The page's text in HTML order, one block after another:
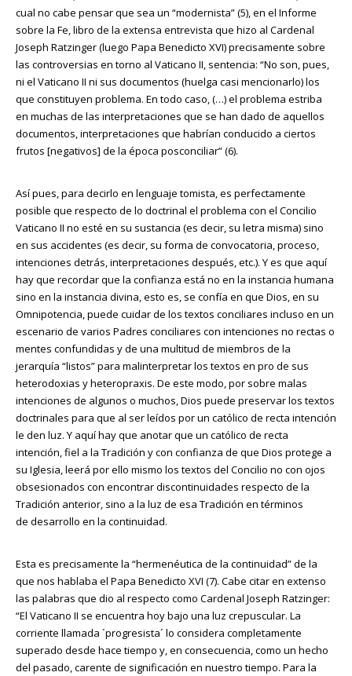
cual no cabe pensar que sea un “modernista” (5), en el Informe
sobre la Fe, libro de la extensa entrevista que hizo al Cardenal
Joseph Ratzinger (luego Papa Benedicto XVI) precisamente sobre
las controversias en torno al Vaticano II, sentencia: “No son, pues,
ni el Vaticano II ni sus documentos (huelga casi mencionarlo) los
que constituyen problema. En todo caso, (…) el problema estriba
en muchas de las interpretaciones que se han dado de aquellos
documentos, interpretaciones que habrían conducido a ciertos
frutos [negativos] de la época posconciliar” (6).
Así pues, para decirlo en lenguaje tomista, es perfectamente
posible que respecto de lo doctrinal el problema con el Concilio
Vaticano II no esté en su sustancia (es decir, su letra misma) sino
en sus accidentes (es decir, su forma de convocatoria, proceso,
intenciones detrás, interpretaciones después, etc.). Y es que aquí
hay que recordar que la confianza está no en la instancia humana
sino en la instancia divina, esto es, se confía en que Dios, en su
Omnipotencia, puede cuidar de los textos conciliares incluso en un
escenario de varios Padres conciliares con intenciones no rectas o
mentes confundidas y de una multitud de miembros de la
jerarquía “listos” para malinterpretar los textos en pro de sus
heterodoxias y heteropraxis. De este modo, por sobre malas
intenciones de algunos o muchos, Dios puede preservar los textos
doctrinales para que al ser leídos por un católico de recta intención
le den luz. Y aquí hay que anotar que un católico de recta
intención, fiel a la Tradición y con confianza de que Dios protege a
su Iglesia, leerá por ello mismo los textos del Concilio no con ojos
obsesionados con encontrar discontinuidades respecto de la
Tradición anterior, sino a la luz de esa Tradición en términos
de desarrollo en la continuidad.
Esta es precisamente la “hermenéutica de la continuidad” de la
que nos hablaba el Papa Benedicto XVI (7). Cabe citar en extenso
las palabras que dio al respecto como Cardenal Joseph Ratzinger:
“El Vaticano II se encuentra hoy bajo una luz crepuscular. La
corriente llamada ´progresista´ lo considera completamente
superado desde hace tiempo y, en consecuencia, como un hecho
del pasado, carente de significación en nuestro tiempo. Para la